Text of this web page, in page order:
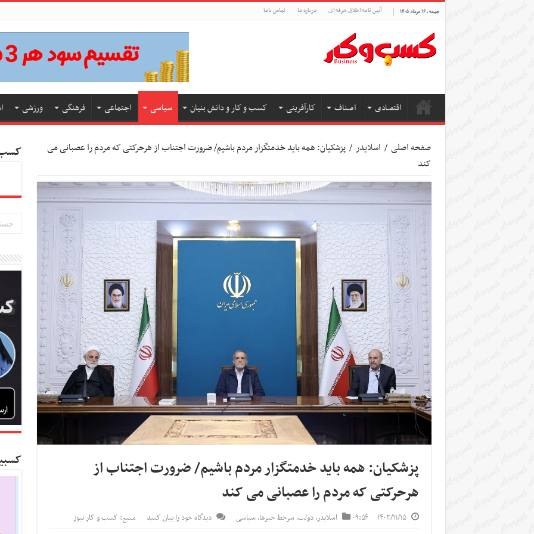
جمعه , ۱۶ مرداد ۱۴۰۵ آیین نامه اخلاق حرفه ای درباره ما تماس باما
اقتصادی اصناف کارآفرینی کسب و کار و دانش بنیان سیاسی اجتماعی فرهنگی ورزشی
صفحه اصلی / اسلایدر / پزشکیان: همه باید خدمتگزار مردم باشیم/ ضرورت اجتناب از هرحرکتی که مردم را عصبانی می
کند
پزشکیان: همه باید خدمتگزار مردم باشیم/ ضرورت اجتناب از
هرحرکتی که مردم را عصبانی می کند
۱۴۰۳/۱۱/۱۵ ۰۹:۵۶ اسلایدر,دولت,سرخط خبرها,سیاسی دیدگاه خود را بیان کنید منبع: کسب و کار نیوز
کسب